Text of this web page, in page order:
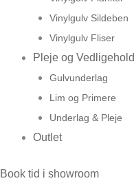
Vinylgulv Sildeben
Vinylgulv Fliser
Pleje og Vedligehold
Gulvunderlag
Lim og Primere
Underlag & Pleje
Outlet
Book tid i showroom